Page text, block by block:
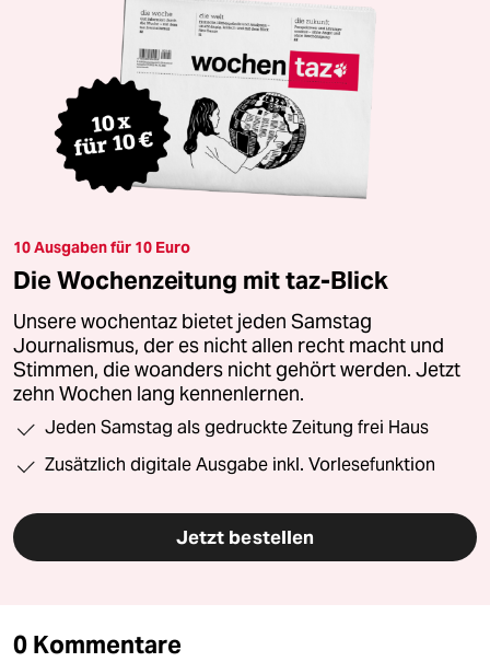
10 Ausgaben für 10 Euro
Die Wochenzeitung mit taz-Blick
Unsere wochentaz bietet jeden Samstag
Journalismus, der es nicht allen recht macht und
Stimmen, die woanders nicht gehört werden. Jetzt
zehn Wochen lang kennenlernen.
Jeden Samstag als gedruckte Zeitung frei Haus
Zusätzlich digitale Ausgabe inkl. Vorlesefunktion
Jetzt bestellen
0 Kommentare